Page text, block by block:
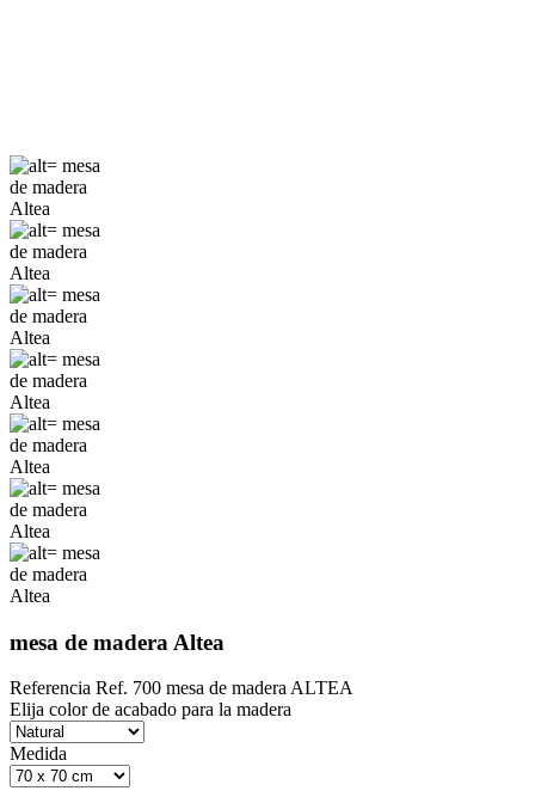
mesa de madera Altea
Referencia Ref. 700 mesa de madera ALTEA
Elija color de acabado para la madera
Medida